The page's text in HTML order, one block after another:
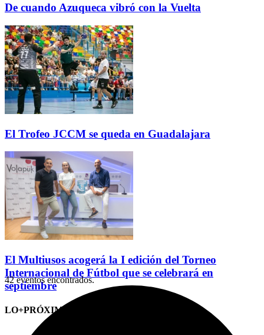
De cuando Azuqueca vibró con la Vuelta
El Trofeo JCCM se queda en Guadalajara
El Multiusos acogerá la I edición del Torneo
Internacional de Fútbol que se celebrará en
septiembre
LO+PRÓXIMO (CITAS)
42 eventos encontrados.